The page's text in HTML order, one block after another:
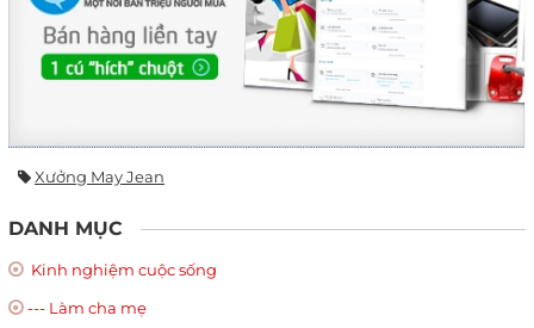
Xưởng May Jean
DANH MỤC
Kinh nghiệm cuộc sống
--- Làm cha mẹ